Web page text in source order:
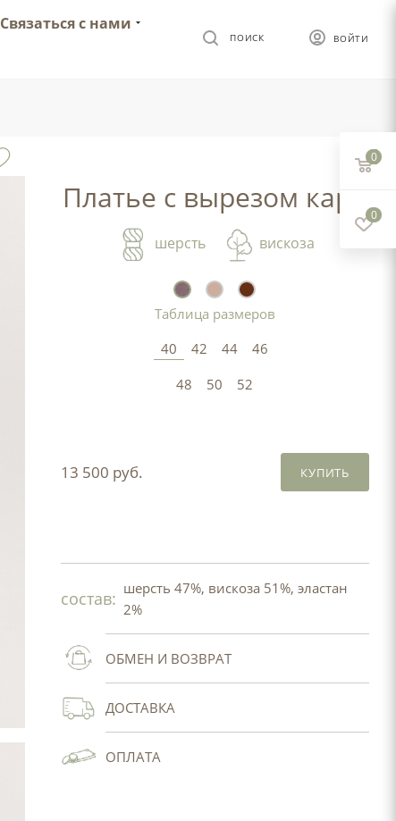
ВОЙТИ
ПОИСК
Связаться с нами
Платье с вырезом каре
шерсть вискоза
Таблица размеров
40
42 44
46
48
50 52
13 500 руб. КУПИТЬ
состав: шерсть 47%, вискоза 51%, эластан
2%
ОБМЕН И ВОЗВРАТ
ДОСТАВКА
ОПЛАТА
0
0